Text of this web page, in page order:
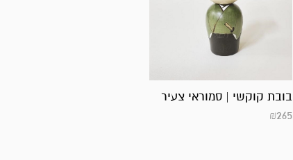
בובת קוקשי | סמוראי צעיר
₪265